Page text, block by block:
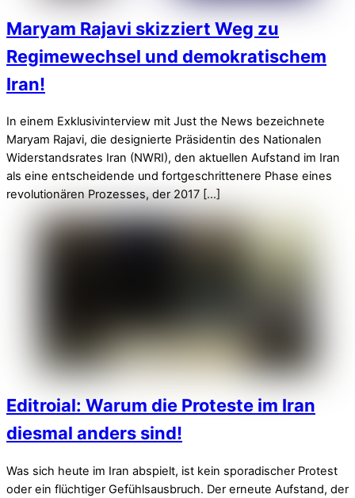
Maryam Rajavi skizziert Weg zu
Regimewechsel und demokratischem
Iran!
In einem Exklusivinterview mit Just the News bezeichnete
Maryam Rajavi, die designierte Präsidentin des Nationalen
Widerstandsrates Iran (NWRI), den aktuellen Aufstand im Iran
als eine entscheidende und fortgeschrittenere Phase eines
revolutionären Prozesses, der 2017 […]
Editroial: Warum die Proteste im Iran
diesmal anders sind!
Was sich heute im Iran abspielt, ist kein sporadischer Protest
oder ein flüchtiger Gefühlsausbruch. Der erneute Aufstand, der